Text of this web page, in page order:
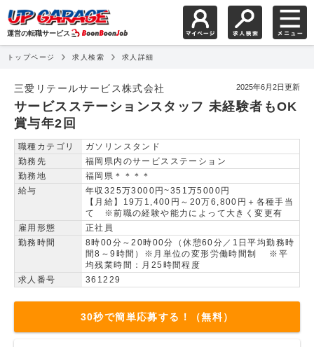
運営の転職サービス
トップページ 求人検索 求人詳細
三愛リテールサービス株式会社 2025年6月2日更新
サービスステーションスタッフ 未経験者もOK
賞与年2回
職種カテゴリ
ガソリンスタンド
勤務先
福岡県内のサービスステーション
勤務地
福岡県＊＊＊＊
給与
年収325万3000円~351万5000円
【月給】19万1,400円～20万6,800円＋各種手当
て ※前職の経験や能力によって大きく変更有
雇用形態
正社員
勤務時間
8時00分～20時00分（休憩60分／1日平均勤務時
間8～9時間）※月単位の変形労働時間制 ※平
均残業時間：月25時間程度
求人番号
361229
30秒で簡単応募する！（無料）